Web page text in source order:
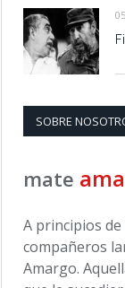
SOBRE
mate
A principios
compañeros
Amargo.